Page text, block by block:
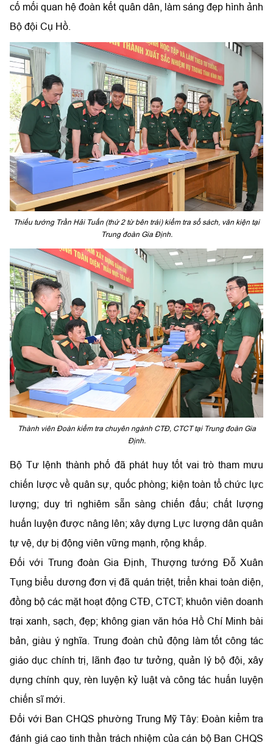
cố mối quan hệ đoàn kết quân dân, làm sáng đẹp hình ảnh
Bộ đội Cụ Hồ.
Thiếu tướng Trần Hải Tuấn (thứ 2 từ bên trái) kiểm tra sổ sách, văn kiện tại
Trung đoàn Gia Định.
Thành viên Đoàn kiểm tra chuyên ngành CTĐ, CTCT tại Trung đoàn Gia
Định.
Bộ Tư lệnh thành phố đã phát huy tốt vai trò tham mưu
chiến lược về quân sự, quốc phòng; kiện toàn tổ chức lực
lượng; duy trì nghiêm sẵn sàng chiến đấu; chất lượng
huấn luyện được nâng lên; xây dựng Lực lượng dân quân
tự vệ, dự bị động viên vững mạnh, rộng khắp.
Đối với Trung đoàn Gia Định, Thượng tướng Đỗ Xuân
Tụng biểu dương đơn vị đã quán triệt, triển khai toàn diện,
đồng bộ các mặt hoạt động CTĐ, CTCT; khuôn viên doanh
trại xanh, sạch, đẹp; không gian văn hóa Hồ Chí Minh bài
bản, giàu ý nghĩa. Trung đoàn chủ động làm tốt công tác
giáo dục chính trị, lãnh đạo tư tưởng, quản lý bộ đội, xây
dựng chính quy, rèn luyện kỷ luật và công tác huấn luyện
chiến sĩ mới.
Đối với Ban CHQS phường Trung Mỹ Tây: Đoàn kiểm tra
đánh giá cao tinh thần trách nhiệm của cán bộ Ban CHQS